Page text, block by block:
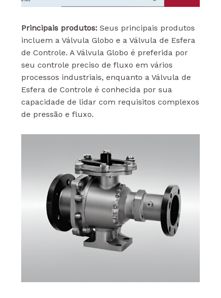
Principais produtos:Seus principais produtos
incluem a Válvula Globo e a Válvula de Esfera
de Controle. A Válvula Globo é preferida por
seu controle preciso de fluxo em vários
processos industriais, enquanto a Válvula de
Esfera de Controle é conhecida por sua
capacidade de lidar com requisitos complexos
de pressão e fluxo.